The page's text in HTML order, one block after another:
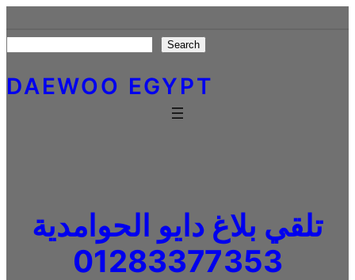
to
content
Search
DAEWOO EGYPT
تلقي بلاغ دايو الحوامدية
01283377353